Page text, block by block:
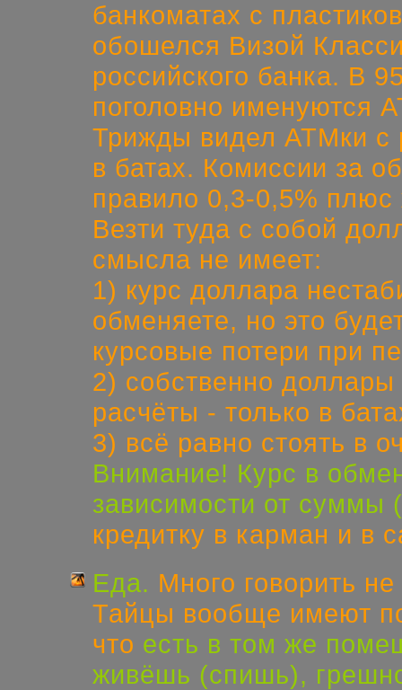
банкоматах с
обошелся Визой
российского банка. В
поголовно именуются
Трижды видел АТМки с
в батах. Комиссии за
правило 0,3-0,5%
Везти туда с собой
смысла не имеет:
1) курс доллара
обменяете, но это
курсовые потери при
2) собственно
расчёты -только в
3) всё равно стоять в
Внимание! Курс в
зависимости от суммы
кредитку в карман и в
Еда. Много говорить
Тайцы вообще имеют
что есть в том же
живёшь (спишь),